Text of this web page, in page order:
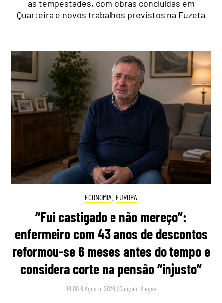
as tempestades, com obras concluídas em
Quarteira e novos trabalhos previstos na Fuzeta
ECONOMIA , EUROPA
“Fui castigado e não mereço”:
enfermeiro com 43 anos de descontos
reformou-se 6 meses antes do tempo e
considera corte na pensão “injusto”
16:00 6 Agosto, 2026 | Gonçalo Viegas